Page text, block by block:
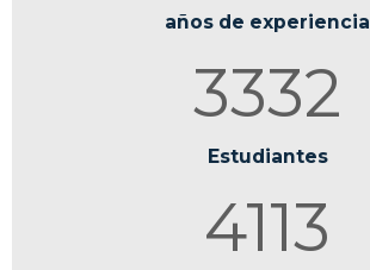
años de experiencia
3332
Estudiantes
4113